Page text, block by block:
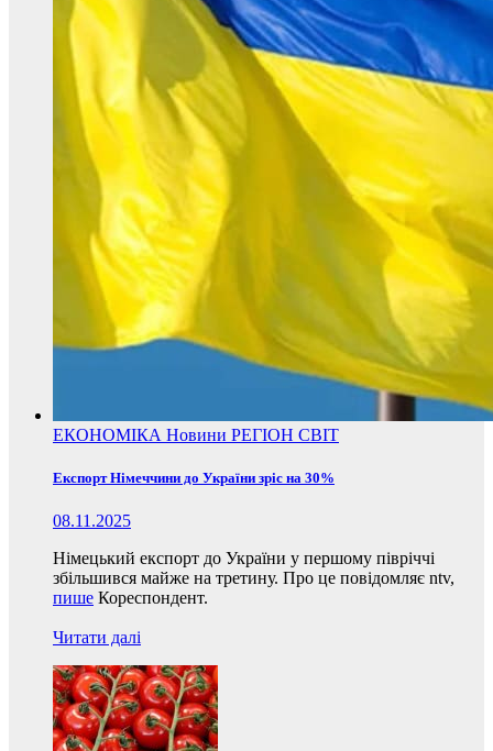
ЕКОНОМІКА Новини РЕГІОН СВІТ
Експорт Німеччини до України зріс на 30%
08.11.2025
Німецький експорт до України у першому півріччі
збільшився майже на третину. Про це повідомляє ntv,
пише Кореспондент.
Читати далі